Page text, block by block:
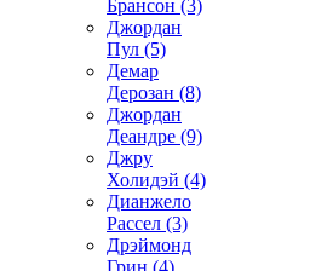
Брансон (3)
Джордан
Пул (5)
Демар
Дерозан (8)
Джордан
Деандре (9)
Джру
Холидэй (4)
Дианжело
Рассел (3)
Дрэймонд
Грин (4)